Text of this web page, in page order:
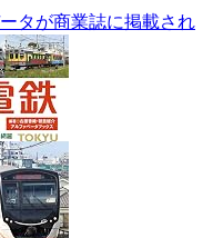
タが商業誌に掲載され